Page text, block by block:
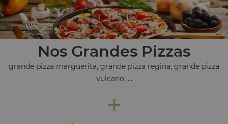
Nos Grandes Pizzas
grande pizza marguerita, grande pizza regina, grande pizza
vulcano, ...
+